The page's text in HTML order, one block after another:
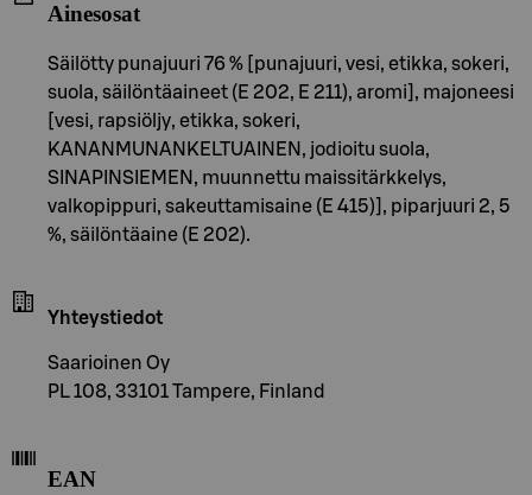
Ainesosat
Säilötty punajuuri 76 % [punajuuri, vesi, etikka, sokeri,
suola, säilöntäaineet (E 202, E 211), aromi], majoneesi
[vesi, rapsiöljy, etikka, sokeri,
KANANMUNANKELTUAINEN, jodioitu suola,
SINAPINSIEMEN, muunnettu maissitärkkelys,
valkopippuri, sakeuttamisaine (E 415)], piparjuuri 2, 5
%, säilöntäaine (E 202).
Yhteystiedot
Saarioinen Oy
PL 108, 33101 Tampere, Finland
EAN